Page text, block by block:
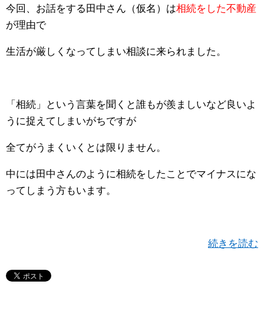
今回、お話をする田中さん（仮名）は相続をした不動産
が理由で
生活が厳しくなってしまい相談に来られました。
「相続」という言葉を聞くと誰もが羨ましいなど良いよ
うに捉えてしまいがちですが
全てがうまくいくとは限りません。
中には田中さんのように相続をしたことでマイナスにな
ってしまう方もいます。
続きを読む